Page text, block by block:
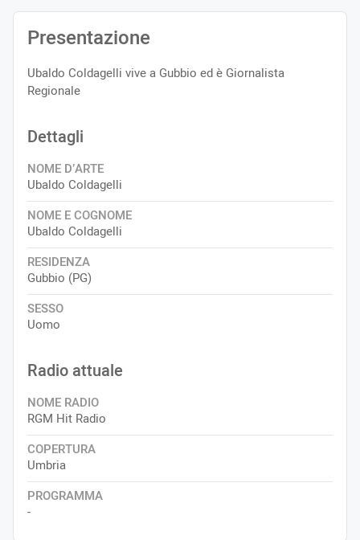
Presentazione
Ubaldo Coldagelli vive a Gubbio ed è Giornalista
Regionale
Dettagli
NOME D’ARTE
Ubaldo Coldagelli
NOME E COGNOME
Ubaldo Coldagelli
RESIDENZA
Gubbio (PG)
SESSO
Uomo
Radio attuale
NOME RADIO
RGM Hit Radio
COPERTURA
Umbria
PROGRAMMA
-